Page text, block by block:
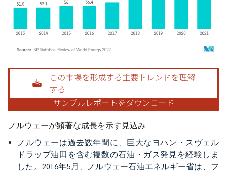
画像 © Mordor Intelligence。再利用にはCC BY 4.0の表示が必要です。
ノルウェーが顕著な成長を示す見込み
ノルウェーは過去数年間に、巨大なヨハン・スヴェル
ドラップ油田を含む複数の石油・ガス発見を経験しま
した。2016年5月、ノルウェー石油エネルギー省は、フ